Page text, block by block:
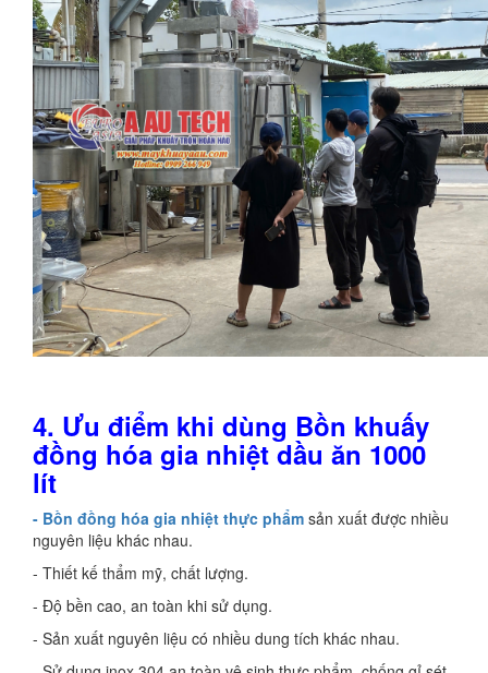
4. Ưu điểm khi dùng Bồn khuấy
đồng hóa gia nhiệt dầu ăn 1000
lít
- Bồn đồng hóa gia nhiệt thực phẩm sản xuất được nhiều
nguyên liệu khác nhau.
- Thiết kế thẩm mỹ, chất lượng.
- Độ bền cao, an toàn khi sử dụng.
- Sản xuất nguyên liệu có nhiều dung tích khác nhau.